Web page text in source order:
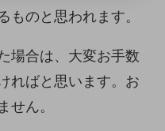
ものと思われます。
場合は、大変お手数
ればと思います。お
せん。